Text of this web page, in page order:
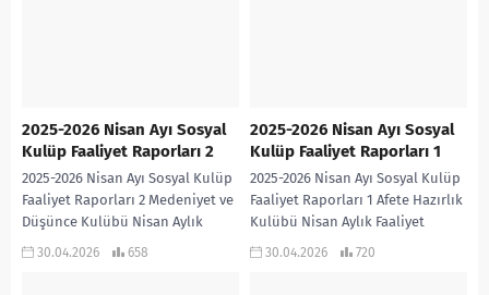
2025-2026 Nisan Ayı Sosyal
Kulüp Faaliyet Raporları 2
2025-2026 Nisan Ayı Sosyal Kulüp
Faaliyet Raporları 2 Medeniyet ve
Düşünce Kulübü Nisan Aylık
Faaliyet Raporu 2026 Meslek
30.04.2026 658
2025-2026 Nisan Ayı Sosyal
Kulüp Faaliyet Raporları 1
2025-2026 Nisan Ayı Sosyal Kulüp
Faaliyet Raporları 1 Afete Hazırlık
Kulübü Nisan Aylık Faaliyet
Raporu 2026 Bilim Fen ve
30.04.2026 720